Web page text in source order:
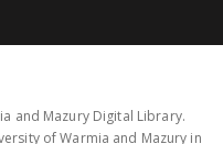
and Mazury Digital Library.
of Warmia and Mazury in